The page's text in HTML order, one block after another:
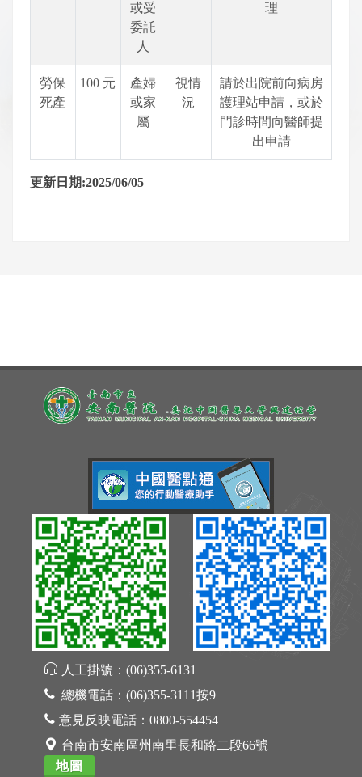
或受
委託
人
理
勞保
死產
100 元
產婦
或家
屬
視情
況
請於出院前向病房
護理站申請，或於
門診時間向醫師提
出申請
更新日期:2025/06/05
人工掛號： (06)355-6131
總機電話： (06)355-3111按9
意見反映電話： 0800-554454
台南市安南區州南里長和路二段66號
地圖